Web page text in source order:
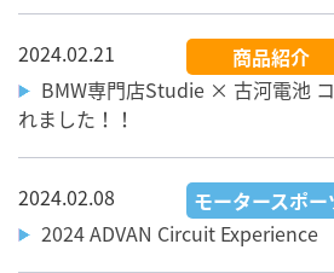
2024.02.21
商品紹介
BMW専門店Studie × 古河電池
れました！！
2024.02.08
モータースポー
2024 ADVAN Circuit Experience